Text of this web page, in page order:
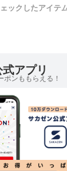
ックしたアイテ
アプリ
ポンももらえる！